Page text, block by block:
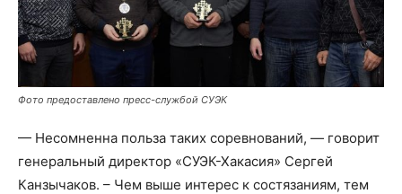
Фото предоставлено пресс-службой СУЭК
— Несомненна польза таких соревнований, — говорит
генеральный директор «СУЭК-Хакасия» Сергей
Канзычаков. – Чем выше интерес к состязаниям, тем